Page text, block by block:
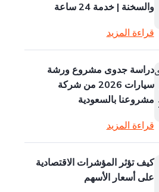
والسخنة | خدمة 24 ساعة
قراءة المزيد
دراسة جدوى مشروع ورشة
سيارات 2026 من شركة
مشروعنا بالسعودية
قراءة المزيد
كيف تؤثر المؤشرات الاقتصادية
على أسعار الأسهم